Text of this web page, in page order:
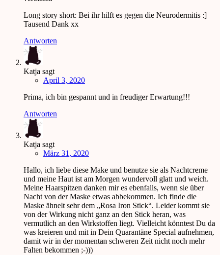
Long story short: Bei ihr hilft es gegen die Neurodermitis :]
Tausend Dank xx
Antworten
Katja sagt
April 3, 2020
Prima, ich bin gespannt und in freudiger Erwartung!!!
Antworten
Katja sagt
März 31, 2020
Hallo, ich liebe diese Make und benutze sie als Nachtcreme
und meine Haut ist am Morgen wundervoll glatt und weich.
Meine Haarspitzen danken mir es ebenfalls, wenn sie über
Nacht von der Maske etwas abbekommen. Ich finde die
Maske ähnelt sehr dem „Rosa Iron Stick“. Leider kommt sie
von der Wirkung nicht ganz an den Stick heran, was
vermutlich an den Wirkstoffen liegt. Vielleicht könntest Du da
was kreieren und mit in Dein Quarantäne Special aufnehmen,
damit wir in der momentan schweren Zeit nicht noch mehr
Falten bekommen ;-)))